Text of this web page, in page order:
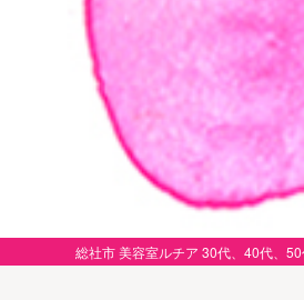
総社市 美容室ルチア 30代、40代、50